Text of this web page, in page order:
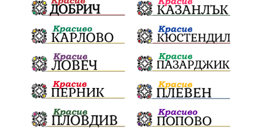
ОбщинскиСъвет ИранБългария
Индустриализация
БългарскотоМашиностроене ПравилаЗаВсички